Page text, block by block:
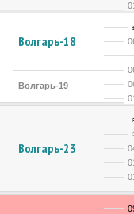
Волгарь-18
Волгарь-19
Волгарь-23